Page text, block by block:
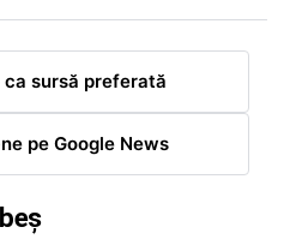
sursă preferată
pe Google News